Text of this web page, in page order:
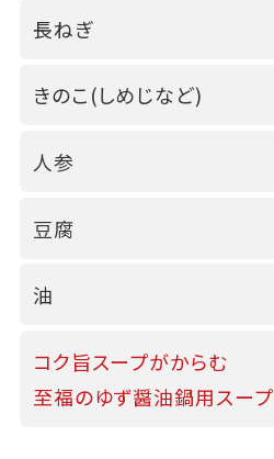
長ねぎ
きのこ(しめじなど)
人参
豆腐
油
コク旨スープがからむ
至福のゆず醤油鍋用スープ